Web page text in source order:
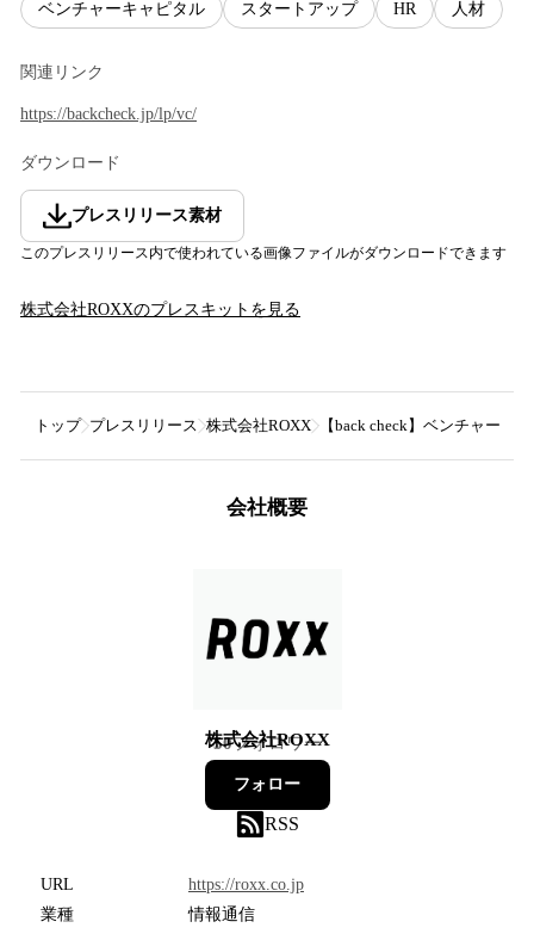
ベンチャーキャピタル スタートアップ HR 人材
関連リンク
https://backcheck.jp/lp/vc/
ダウンロード
プレスリリース素材
このプレスリリース内で使われている画像ファイルがダウンロードできます
株式会社ROXXのプレスキットを見る
トップ プレスリリース 株式会社ROXX 【back check】ベンチャーキ
会社概要
株式会社ROXX
50フォロワー
フォロー
RSS
URL
https://roxx.co.jp
業種
情報通信